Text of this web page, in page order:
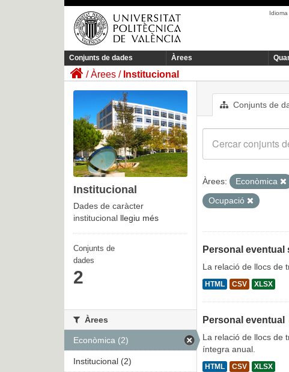
Idioma
Conjunts de dades Àrees
Àrees Institucional
Conjunts de
Àrees: Econòmica
Ocupació
Personal eventual
La relació de llocs de
HTML CSV XLSX
Personal eventual
La relació de llocs de
íntegra anual.
HTML CSV XLSX
Institucional
Dades de caràcter
institucional llegiu més
Conjunts de
dades
2
Àrees
Econòmica (2)
Institucional (2)